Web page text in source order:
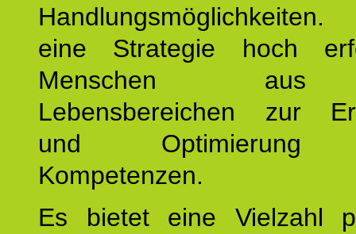
eine Strategie hoch
Menschen
Lebensbereichen zur
und Optimierung
Kompetenzen.
Es bietet eine Vielzahl